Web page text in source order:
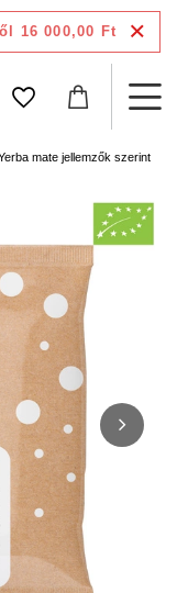
16 000,00 Ft
mate jellemzők szerint